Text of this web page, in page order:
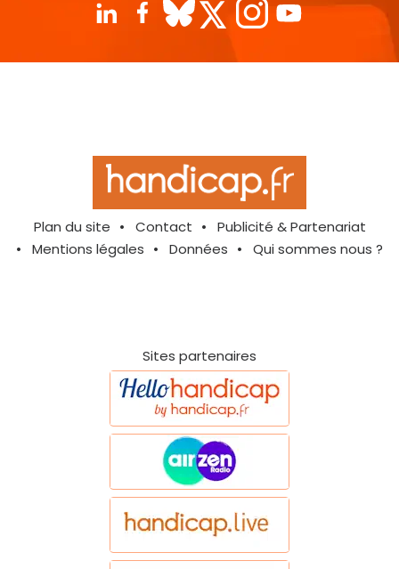
Plan du site Contact
Publicité & Partenariat
Mentions légales
Données Qui sommes nous ?
Sites partenaires